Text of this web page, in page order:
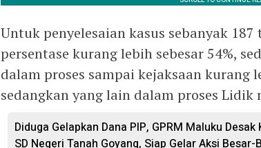
Untuk penyelesaian kasus sebanyak
persentase kurang lebih sebesar 54%,
dalam proses sampai kejaksaan kurang
sedangkan yang lain dalam proses
Diduga Gelapkan Dana PIP, GPRM Maluku
SD Negeri Tanah Goyang, Siap Gelar Aksi Besar-